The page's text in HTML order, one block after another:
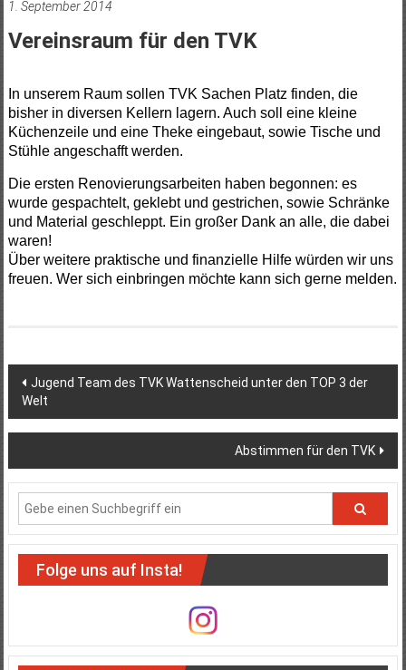
1. September 2014
Vereinsraum für den TVK
In unserem Raum sollen TVK Sachen Platz finden, die
bisher in diversen Kellern lagern. Auch soll eine kleine
Küchenzeile und eine Theke eingebaut, sowie Tische und
Stühle angeschafft werden.
Die ersten Renovierungsarbeiten haben begonnen: es
wurde gespachtelt, geklebt und gestrichen, sowie Schränke
und Material geschleppt. Ein großer Dank an alle, die dabei
waren!
Über weitere praktische und finanzielle Hilfe würden wir uns
freuen. Wer sich einbringen möchte kann sich gerne melden.
Beitragsnavigation
Jugend Team des TVK Wattenscheid unter den TOP 3 der
Welt
Abstimmen für den TVK
Folge uns auf Insta!